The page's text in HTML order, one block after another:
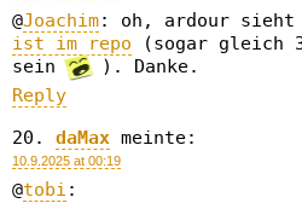
@Joachim: oh, ardour sieht
ist im repo (sogar gleich
sein
). Danke.
Reply
daMax meinte:
10.9.2025 at 00:19
@tobi :